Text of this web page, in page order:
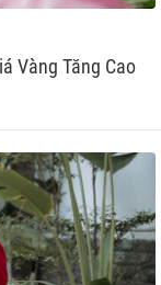
Vàng Tăng Cao